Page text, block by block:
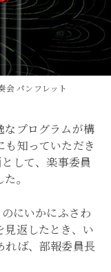
会 パンフレット
なプログラムが構
知っていただき
して、楽事委員
。
にいかにふさわ
見返したとき、い
れば、部報委員長